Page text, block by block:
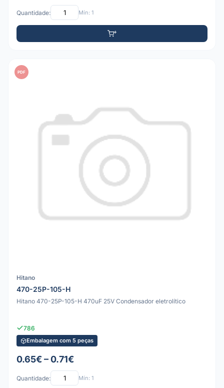
Quantidade: Mín: 1
PDF
Hitano
470-25P-105-H
Hitano 470-25P-105-H 470uF 25V Condensador eletrolítico
786
Embalagem com 5 peças
0.65€ – 0.71€
Quantidade: Mín: 1